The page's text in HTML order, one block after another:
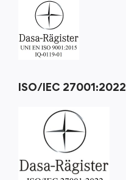
ISO/IEC 27001:2022